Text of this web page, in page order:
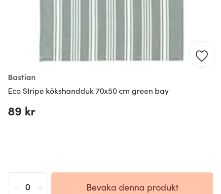
Bastian
Eco Stripe kökshandduk 70x50 cm green bay
89 kr
Bevaka denna produkt